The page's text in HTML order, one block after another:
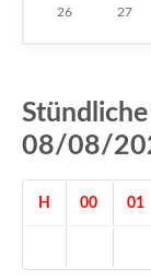
26 27
08/08/
H 00 01